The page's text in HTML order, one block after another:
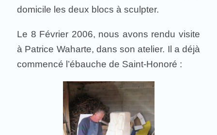
domicile les deux blocs à sculpter.
Le 8 Février 2006, nous avons rendu visite
à Patrice Waharte, dans son atelier. Il a déjà
commencé l’ébauche de Saint-Honoré :